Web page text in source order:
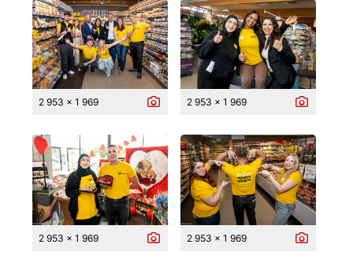
2 953 x 1 969 2 953 x 1 969
2 953 x 1 969 2 953 x 1 969